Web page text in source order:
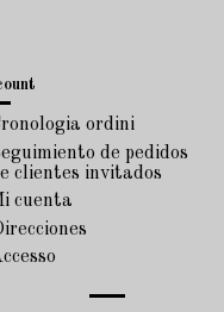
ordini
de pedidos
clientes invitados
cuenta